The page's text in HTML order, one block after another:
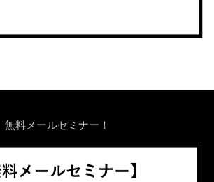
無料メールセミナー！